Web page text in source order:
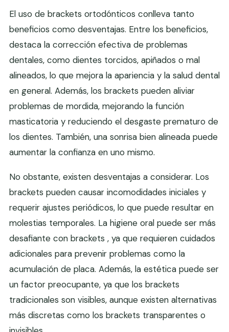
El uso de brackets ortodónticos conlleva tanto
beneficios como desventajas. Entre los beneficios,
destaca la corrección efectiva de problemas
dentales, como dientes torcidos, apiñados o mal
alineados, lo que mejora la apariencia y la salud dental
en general. Además, los brackets pueden aliviar
problemas de mordida, mejorando la función
masticatoria y reduciendo el desgaste prematuro de
los dientes. También, una sonrisa bien alineada puede
aumentar la confianza en uno mismo.
No obstante, existen desventajas a considerar. Los
brackets pueden causar incomodidades iniciales y
requerir ajustes periódicos, lo que puede resultar en
molestias temporales. La higiene oral puede ser más
desafiante con brackets , ya que requieren cuidados
adicionales para prevenir problemas como la
acumulación de placa. Además, la estética puede ser
un factor preocupante, ya que los brackets
tradicionales son visibles, aunque existen alternativas
más discretas como los brackets transparentes o